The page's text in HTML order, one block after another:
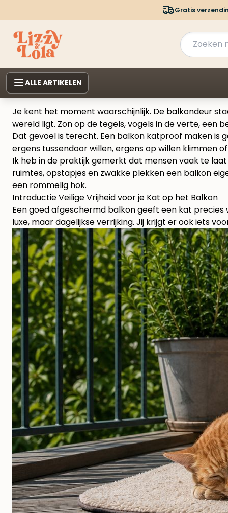
Gratis
ALLE ARTIKELEN
Je kent het moment waarschijnlijk. De balkondeur
wereld ligt. Zon op de tegels, vogels in de verte, een
Dat gevoel is terecht. Een balkon katproof maken is
ergens tussendoor willen, ergens op willen klimmen
Ik heb in de praktijk gemerkt dat mensen vaak te
ruimtes, opstapjes en zwakke plekken een balkon
een rommelig hok.
Introductie Veilige Vrijheid voor je Kat op het Balkon
Een goed afgeschermd balkon geeft een kat
luxe, maar dagelijkse verrijking. Jij krijgt er ook iets